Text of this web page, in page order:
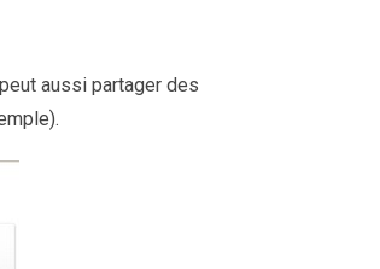
aussi partager des